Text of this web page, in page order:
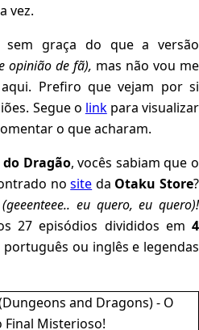
vez.
sem graça do que a versão
opinião de fã), mas não vou me
Prefiro que vejam por si
Segue o linkpara visualizar
o que acharam.
do Dragão, vocês sabiam que o
nosite da Otaku Store?
(geeenteee.. eu quero, eu quero)!
27 episódios divididos em 4
ou inglês e legendas